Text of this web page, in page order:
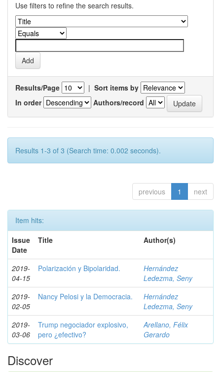
Use filters to refine the search results.
Results/Page | Sort items by
In order
Authors/record
Results 1-3 of 3 (Search time: 0.002 seconds).
previous 1 next
Item hits:
Issue
Date
Title Author(s)
2019-
04-15
Polarización y Bipolaridad.
Hernández
Ledezma, Seny
2019-
02-05
Nancy Pelosi y la Democracia.
Hernández
Ledezma, Seny
2019-
03-06
Trump negociador explosivo,
pero ¿efectivo?
Arellano, Félix
Gerardo
Discover